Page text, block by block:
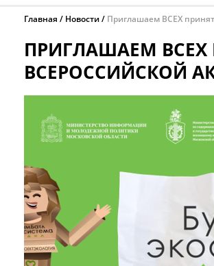
Главная Новости Приглашаем ВСЕХ
ПРИГЛАШАЕМ ВСЕХ
ВСЕРОССИЙСКОЙ